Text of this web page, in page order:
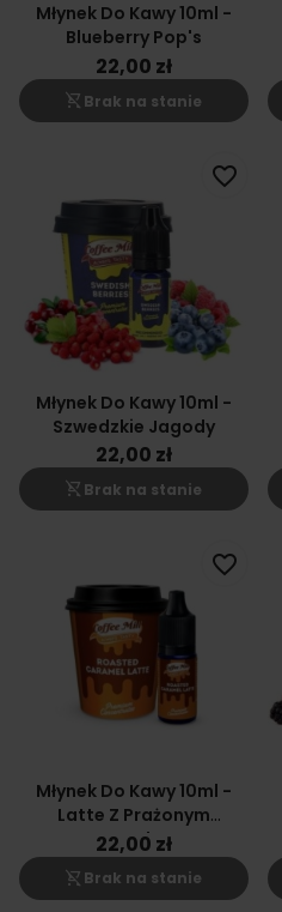
Młynek Do Kawy 10ml -
Blueberry Pop's
22,00 zł
shopping_cart_off Brak na stanie
Młynek Do Kawy 10ml -
Szwedzkie Jagody
22,00 zł
shopping_cart_off Brak na stanie
favorite_border
Młynek Do Kawy 10ml -
Latte Z Prażonym
Karmelem
22,00 zł
shopping_cart_off Brak na stanie
favorite_border